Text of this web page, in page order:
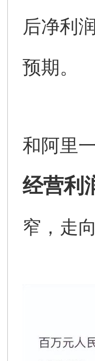
后净利
预期。
和阿里
经营利
窄，走